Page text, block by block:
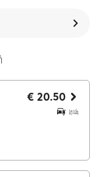
€ 20.50